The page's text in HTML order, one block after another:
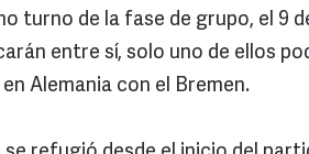
turno de la fase de grupo, el 9
entre sí, solo uno de ellos
Alemania con el Bremen.